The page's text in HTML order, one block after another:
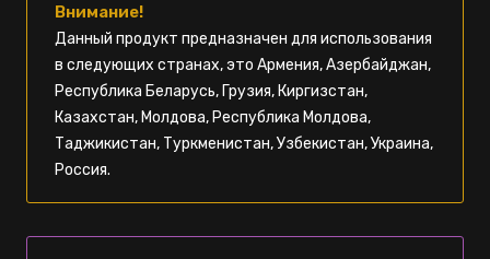
Внимание!
Данный продукт предназначен для использования
в следующих странах, это Армения, Азербайджан,
Республика Беларусь, Грузия, Киргизстан,
Казахстан, Молдова, Республика Молдова,
Таджикистан, Туркменистан, Узбекистан, Украина,
Россия.